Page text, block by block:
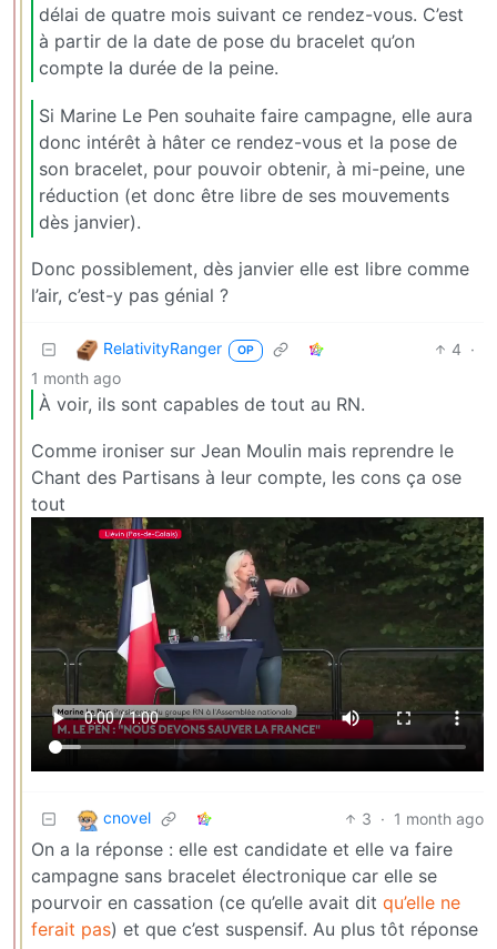
délai de quatre mois suivant ce rendez-vous. C’est
à partir de la date de pose du bracelet qu’on
compte la durée de la peine.
Si Marine Le Pen souhaite faire campagne, elle aura
donc intérêt à hâter ce rendez-vous et la pose de
son bracelet, pour pouvoir obtenir, à mi-peine, une
réduction (et donc être libre de ses mouvements
dès janvier).
Donc possiblement, dès janvier elle est libre comme
l’air, c’est-y pas génial ?
RelativityRanger OP 4 ·
1 month ago
À voir, ils sont capables de tout au RN.
Comme ironiser sur Jean Moulin mais reprendre le
Chant des Partisans à leur compte, les cons ça ose
tout
cnovel 3 · 1 month ago
On a la réponse : elle est candidate et elle va faire
campagne sans bracelet électronique car elle se
pourvoir en cassation (ce qu’elle avait dit qu’elle ne
ferait pas) et que c’est suspensif. Au plus tôt réponse